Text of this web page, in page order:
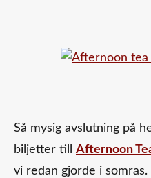
Så mysig avslutning på
biljetter till Afternoon
vi redan gjorde i